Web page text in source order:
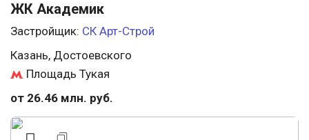
ЖК Академик
Застройщик: СК Арт-Строй
Казань, Достоевского
Площадь Тукая
от 26.46 млн. руб.